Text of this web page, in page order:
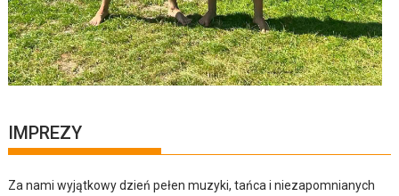
IMPREZY
Za nami wyjątkowy dzień pełen muzyki, tańca i niezapomnianych